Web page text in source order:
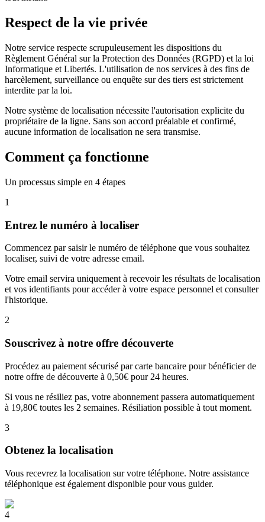
Respect de la vie privée
Notre service respecte scrupuleusement les dispositions du
Règlement Général sur la Protection des Données (RGPD) et la loi
Informatique et Libertés. L'utilisation de nos services à des fins de
harcèlement, surveillance ou enquête sur des tiers est strictement
interdite par la loi.
Notre système de localisation nécessite l'autorisation explicite du
propriétaire de la ligne. Sans son accord préalable et confirmé,
aucune information de localisation ne sera transmise.
Comment ça fonctionne
Un processus simple en 4 étapes
1
Entrez le numéro à localiser
Commencez par saisir le numéro de téléphone que vous souhaitez
localiser, suivi de votre adresse email.
Votre email servira uniquement à recevoir les résultats de localisation
et vos identifiants pour accéder à votre espace personnel et consulter
l'historique.
2
Souscrivez à notre offre découverte
Procédez au paiement sécurisé par carte bancaire pour bénéficier de
notre offre de découverte à 0,50€ pour 24 heures.
Si vous ne résiliez pas, votre abonnement passera automatiquement
à 19,80€ toutes les 2 semaines. Résiliation possible à tout moment.
3
Obtenez la localisation
Vous recevrez la localisation sur votre téléphone. Notre assistance
téléphonique est également disponible pour vous guider.
4